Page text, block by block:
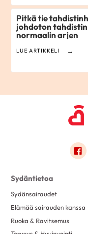
Pitkä tie
johdoton
normaalin arjen
LUE ARTIKKELI
Sydäntietoa
Sydänsairaudet
Elämää sairauden kanssa
Ruoka & Ravitsemus